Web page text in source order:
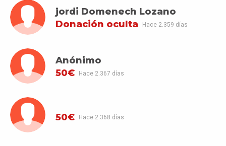
jordi Domenech Lozano
Donación oculta
Hace 2.359 días
Anónimo
50€
Hace 2.367 días
50€ Hace 2.368 días